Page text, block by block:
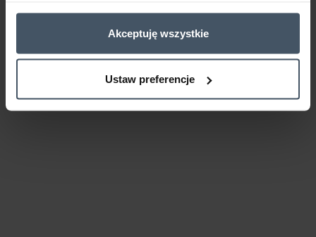
Akceptuję wszystkie
Ustaw preferencje